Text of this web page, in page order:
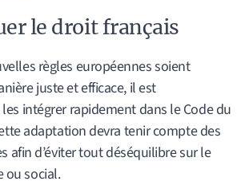
le droit français
règles européennes soient
juste et efficace, il est
intégrer rapidement dans le Code du
adaptation devra tenir compte des
afin d’éviter tout déséquilibre sur le
ou social.